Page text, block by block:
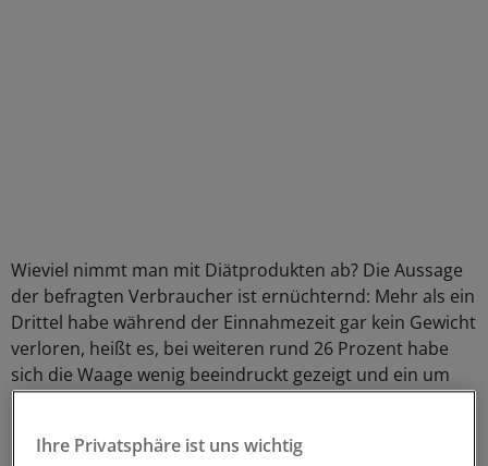
Wieviel nimmt man mit Diätprodukten ab? Die Aussage
der befragten Verbraucher ist ernüchternd: Mehr als ein
Drittel habe während der Einnahmezeit gar kein Gewicht
verloren, heißt es, bei weiteren rund 26 Prozent habe
sich die Waage wenig beeindruckt gezeigt und ein um
maximal zwei Kilogramm reduziertes Körpergewicht
Gewichtsverlust erzielt. Im Durchschnitt bewerteten
Ihre Privatsphäre ist uns wichtig